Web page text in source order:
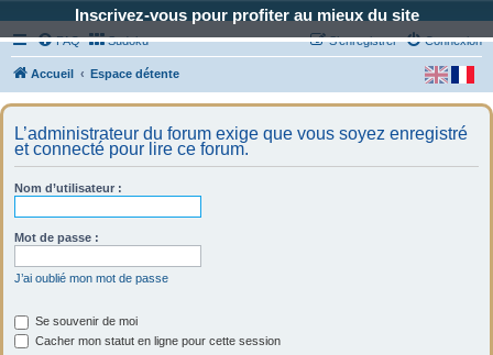
Inscrivez-vous pour profiter au mieux du site
FAQ Sudoku Connexion
S’enregistrer
Accueil Espace détente
L’administrateur du forum exige que vous soyez enregistré
et connecté pour lire ce forum.
Nom d’utilisateur :
Mot de passe :
J’ai oublié mon mot de passe
Se souvenir de moi
Cacher mon statut en ligne pour cette session